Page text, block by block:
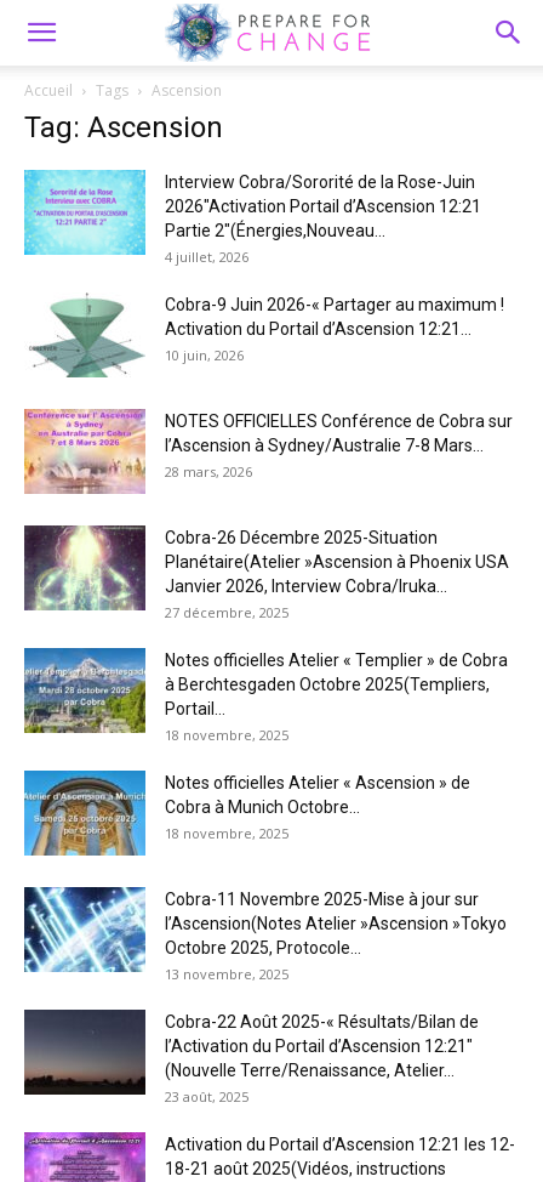
Accueil Tags Ascension
Tag: Ascension
Interview Cobra/Sororité de la Rose-Juin
2026″Activation Portail d’Ascension 12:21
Partie 2″(Énergies,Nouveau...
4 juillet, 2026
Cobra-9 Juin 2026-« Partager au maximum !
Activation du Portail d’Ascension 12:21...
10 juin, 2026
NOTES OFFICIELLES Conférence de Cobra sur
l’Ascension à Sydney/Australie 7-8 Mars...
28 mars, 2026
Cobra-26 Décembre 2025-Situation
Planétaire(Atelier »Ascension à Phoenix USA
Janvier 2026, Interview Cobra/Iruka...
27 décembre, 2025
Notes officielles Atelier « Templier » de Cobra
à Berchtesgaden Octobre 2025(Templiers,
Portail...
18 novembre, 2025
Notes officielles Atelier « Ascension » de
Cobra à Munich Octobre...
18 novembre, 2025
Cobra-11 Novembre 2025-Mise à jour sur
l’Ascension(Notes Atelier »Ascension »Tokyo
Octobre 2025, Protocole...
13 novembre, 2025
Cobra-22 Août 2025-« Résultats/Bilan de
l’Activation du Portail d’Ascension 12:21″
(Nouvelle Terre/Renaissance, Atelier...
23 août, 2025
Activation du Portail d’Ascension 12:21 les 12-
18-21 août 2025(Vidéos, instructions